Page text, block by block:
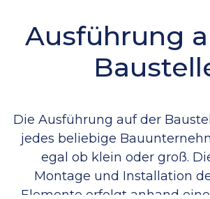
Ausführung
Die Ausführung auf der
jedes beliebige
egal ob klein oder groß.
Montage und Installation
Elemente erfolgt anhand